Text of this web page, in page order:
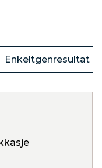
Enkeltgenresultat